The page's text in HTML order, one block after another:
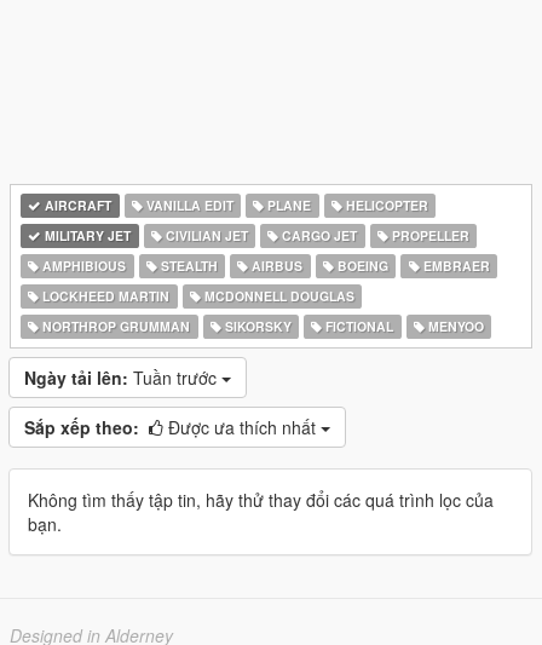
AIRCRAFT VANILLA EDIT PLANE
HELICOPTER
MILITARY JET
CIVILIAN JET CARGO JET
PROPELLER
AMPHIBIOUS
STEALTH AIRBUS BOEING
EMBRAER
LOCKHEED MARTIN
MCDONNELL DOUGLAS
NORTHROP GRUMMAN
SIKORSKY FICTIONAL MENYOO
Ngày tải lên: Tuần trước
Sắp xếp theo: Được ưa thích nhất
Không tìm thấy tập tin, hãy thử thay đổi các quá trình lọc của
bạn.
Designed in Alderney